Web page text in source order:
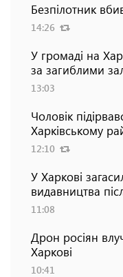
Безпілотник
14:26
У громаді на
за загиблими
13:03
Чоловік
Харківському
12:10
У Харкові
видавництва
11:08
Дрон росіян
Харкові
10:41